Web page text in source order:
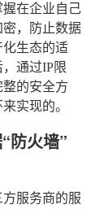
在企业自己
，防止数据
生态的适
通过IP限
的安全方
实现的。
防火墙”
服务商的服